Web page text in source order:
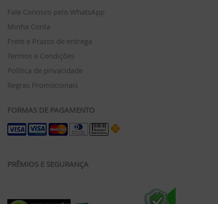
Fale Conosco pelo WhatsApp
Minha Conta
Frete e Prazos de entrega
Termos e Condições
Política de privacidade
Regras Promocionais
FORMAS DE PAGAMENTO
PRÊMIOS E SEGURANÇA